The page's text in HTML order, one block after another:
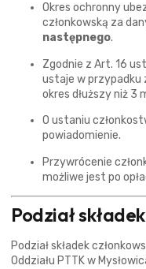
Okres ochronny
członkowską za
następnego.
Zgodnie z Art. 16
ustaje w przypadku
okres dłuższy niż 3
O ustaniu
powiadomienie.
Przywrócenie
możliwe jest po
Podział składek
Podział składek
Oddziału PTTK w